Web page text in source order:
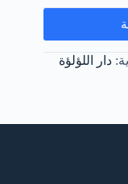
دار اللؤلؤة